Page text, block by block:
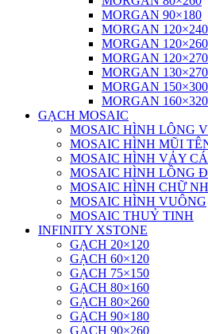
MORGAN 90×180
MORGAN 120×240
MORGAN 120×260
MORGAN 120×270
MORGAN 130×270
MORGAN 150×300
MORGAN 160×320
GẠCH MOSAIC
MOSAIC HÌNH LÔNG
MOSAIC HÌNH MŨI
MOSAIC HÌNH VẢY CÁ
MOSAIC HÌNH LỒNG
MOSAIC HÌNH CHỮ
MOSAIC HÌNH VUÔNG
MOSAIC THUỶ TINH
INFINITY XSTONE
GẠCH 20×120
GẠCH 60×120
GẠCH 75×150
GẠCH 80×160
GẠCH 80×260
GẠCH 90×180
GẠCH 90×260